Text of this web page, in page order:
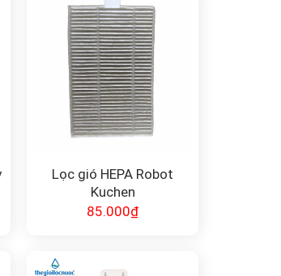
Lọc gió HEPA Robot
Kuchen
85.000₫